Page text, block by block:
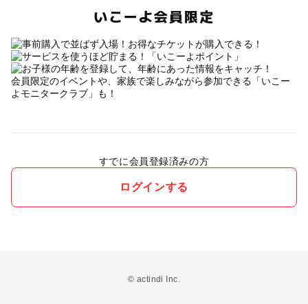
いこーよ会員限定
会員限定のイベントや、家族で楽しみながら参加できる「いこー
よモニタークラブ」も！
すでに会員登録済みの方
ログインする
© actindi Inc.